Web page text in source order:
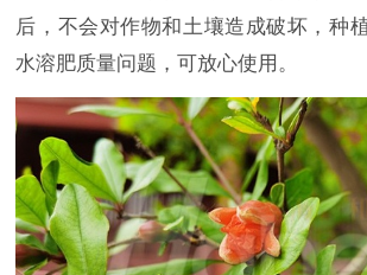
后，不会对作物和土壤造成破坏，种
水溶肥质量问题，可放心使用。